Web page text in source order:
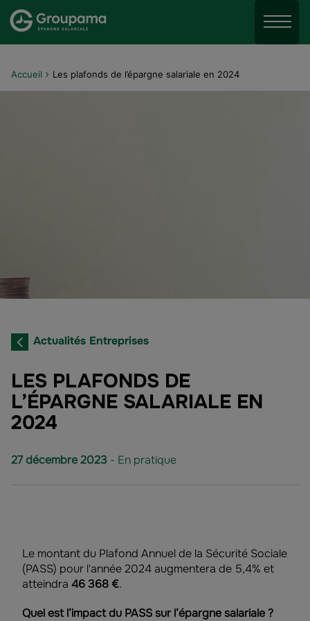
Aller au menu
Aller au contenu
Menu
Accueil Les plafonds de l’épargne salariale en 2024
Actualités Entreprises
LES PLAFONDS DE
L’ÉPARGNE SALARIALE EN
2024
27 décembre 2023 - En pratique
Le montant du Plafond Annuel de la Sécurité Sociale
(PASS) pour l'année 2024 augmentera de 5,4% et
atteindra 46 368 €.
Quel est l’impact du PASS sur l’épargne salariale ?